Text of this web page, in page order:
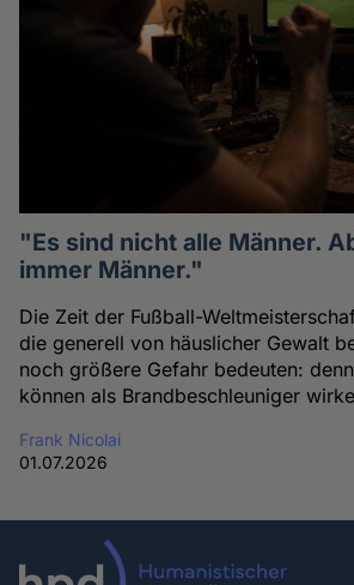
"Es sind nicht alle Männer.
immer Männer."
Die Zeit der Fußball-
die generell von häuslicher Gewalt
noch größere Gefahr bedeuten:
können als Brandbeschleuniger
Frank Nicolai
01.07.2026